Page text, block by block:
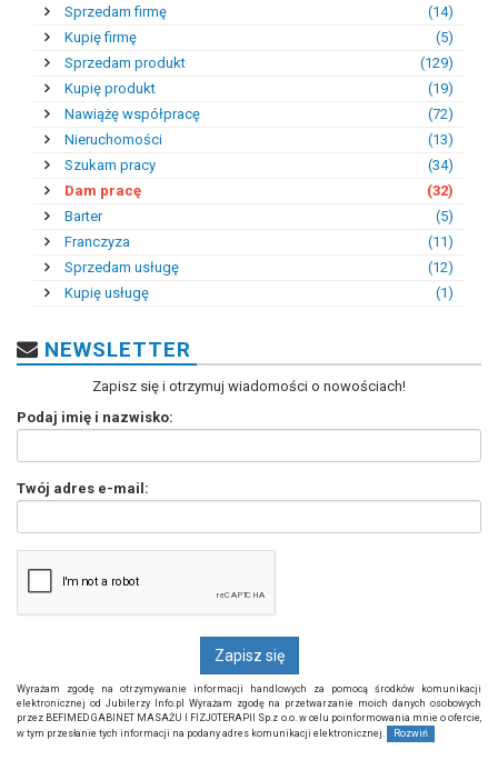
Sprzedam firmę
(14)
Kupię firmę
(5)
Sprzedam produkt
(129)
Kupię produkt
(19)
Nawiążę współpracę
(72)
Nieruchomości
(13)
Szukam pracy
(34)
Dam pracę
(32)
Barter
(5)
Franczyza
(11)
Sprzedam usługę
(12)
Kupię usługę
(1)
NEWSLETTER
Zapisz się i otrzymuj wiadomości o nowościach!
Podaj imię i nazwisko:
Twój adres e-mail:
Wyrażam zgodę na otrzymywanie informacji handlowych za pomocą środków komunikacji
elektronicznej od Jubilerzy Info.pl Wyrażam zgodę na przetwarzanie moich danych osobowych
przez BEFIMED GABINET MASAŻU I FIZJOTERAPII Sp.z o.o. w celu poinformowania mnie o ofercie,
w tym przesłanie tych informacji na podany adres komunikacji elektronicznej.
Rozwiń